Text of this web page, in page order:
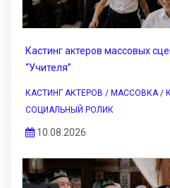
Кастинг актеров массовых
“Учителя”
КАСТИНГ АКТЕРОВ / МАССОВКА /
СОЦИАЛЬНЫЙ РОЛИК
10.08.2026